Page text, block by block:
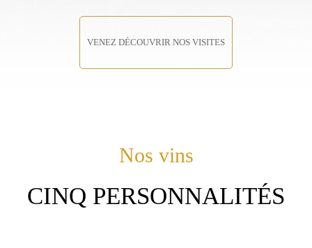
VENEZ DÉCOUVRIR NOS VISITES
Nos vins
CINQ PERSONNALITÉS